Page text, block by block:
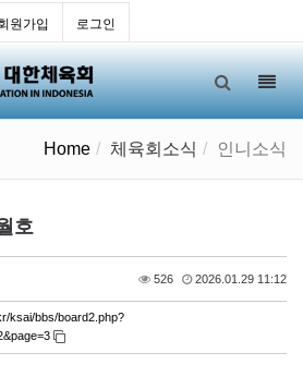
원가입 로그인
Home 체육회소식 인니소식
호
526 2026.01.29 11:12
ksai/bbs/board2.php?